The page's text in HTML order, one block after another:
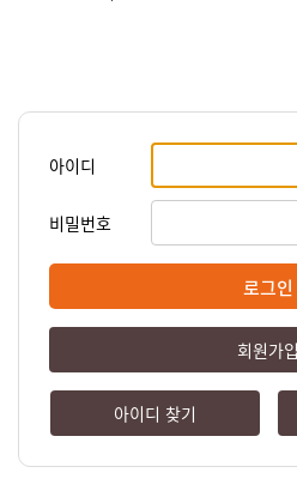
아이디
비밀번호
로그인
회원가입
아이디 찾기